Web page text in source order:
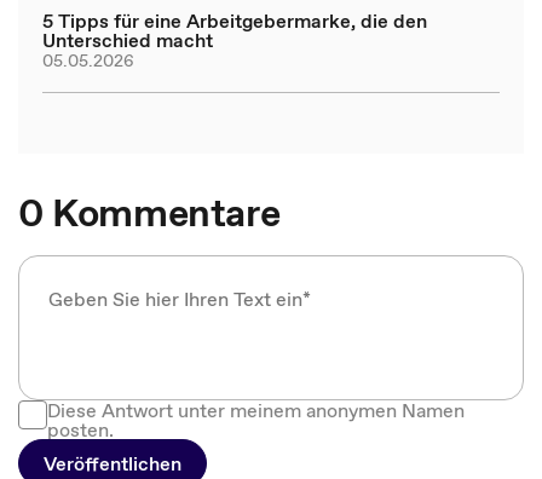
5 Tipps für eine Arbeitgebermarke, die den
Unterschied macht
05.05.2026
0 Kommentare
Diese Antwort unter meinem anonymen Namen
posten.
Veröffentlichen